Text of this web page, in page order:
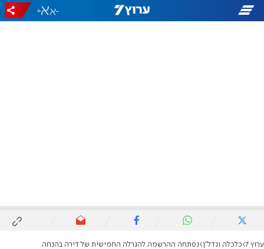
-
+
ערוץ 7 כלכלה ונדל"ן נפתחה ההרשמה להגרלה החמישית של דירה בהנחה